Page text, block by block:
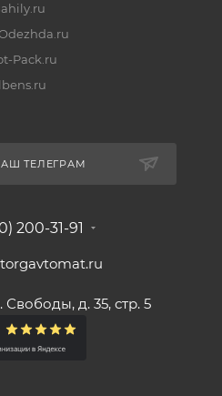
Pack.ru
ТЕЛЕГРАМ
200-31-91
Свободы, д. 35, стр. 5